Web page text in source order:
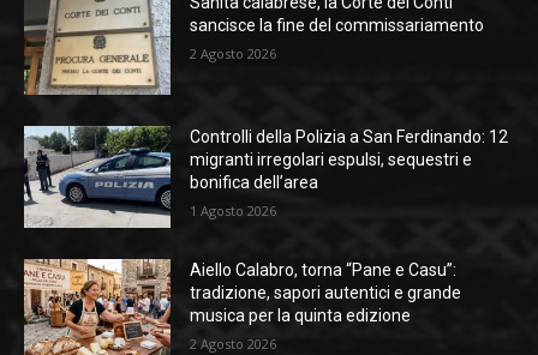
sancisce la fine del commissariamento
2 Agosto 2026
Controlli della Polizia a San Ferdinando: 12
migranti irregolari espulsi, sequestri e
bonifica dell’area
1 Agosto 2026
Aiello Calabro, torna “Pane e Casu”:
tradizione, sapori autentici e grande
musica per la quinta edizione
2 Agosto 2026